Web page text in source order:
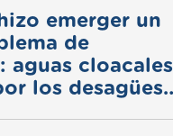
emerger un
de
aguas cloacales
los desagües